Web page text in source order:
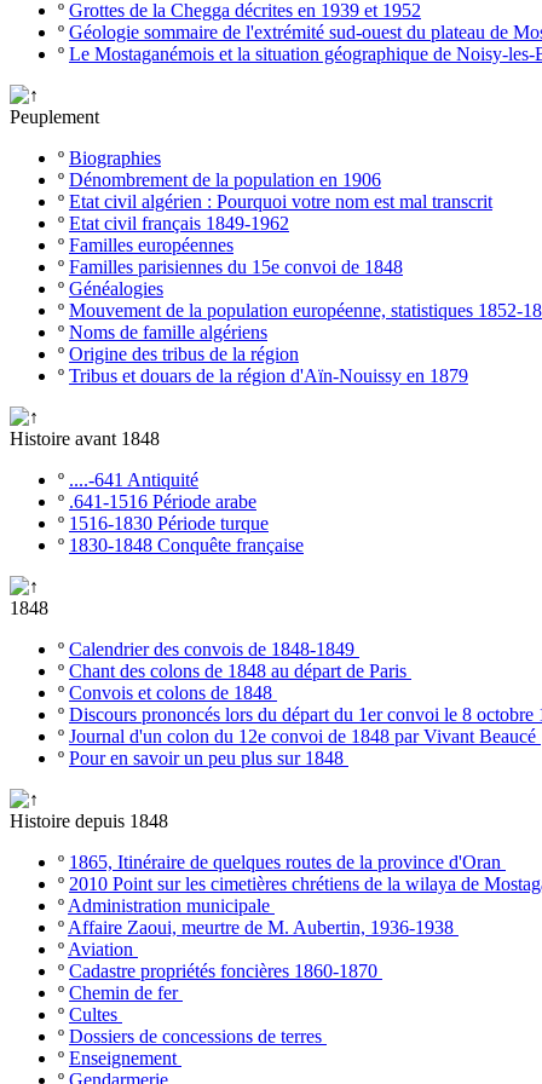
º Grottes de la Chegga décrites en 1939 et 1952
º Géologie sommaire de l'extrémité sud-ouest du plateau de
º Le Mostaganémois et la situation géographique de Noisy-les-
Peuplement
º Biographies
º Dénombrement de la population en 1906
º Etat civil algérien : Pourquoi votre nom est mal transcrit
º Etat civil français 1849-1962
º Familles européennes
º Familles parisiennes du 15e convoi de 1848
º Généalogies
º Mouvement de la population européenne, statistiques 1852-
º Noms de famille algériens
º Origine des tribus de la région
º Tribus et douars de la région d'Aïn-Nouissy en 1879
Histoire avant 1848
º ....-641 Antiquité
º .641-1516 Période arabe
º 1516-1830 Période turque
º 1830-1848 Conquête française
1848
º Calendrier des convois de 1848-1849
º Chant des colons de 1848 au départ de Paris
º Convois et colons de 1848
º Discours prononcés lors du départ du 1er convoi le 8 octobre
º Journal d'un colon du 12e convoi de 1848 par Vivant Beaucé
º Pour en savoir un peu plus sur 1848
Histoire depuis 1848
º 1865, Itinéraire de quelques routes de la province d'Oran
º 2010 Point sur les cimetières chrétiens de la wilaya de
º Administration municipale
º Affaire Zaoui, meurtre de M. Aubertin, 1936-1938
º Aviation
º Cadastre propriétés foncières 1860-1870
º Chemin de fer
º Cultes
º Dossiers de concessions de terres
º Enseignement
º Gendarmerie